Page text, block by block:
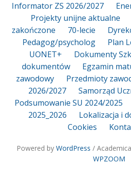
Informator ZS 2026/2027
Projekty unijne aktualne
zakończone
70-lecie
Pedagog/psycholog
Plan
UONET+
Dokumenty
dokumentów
Egzamin
zawodowy
Przedmioty
2026/2027
Samorząd
Podsumowanie SU 2024/2025
2025_2026
Lokalizacja i
Cookies
Powered by WordPress /
WPZOOM